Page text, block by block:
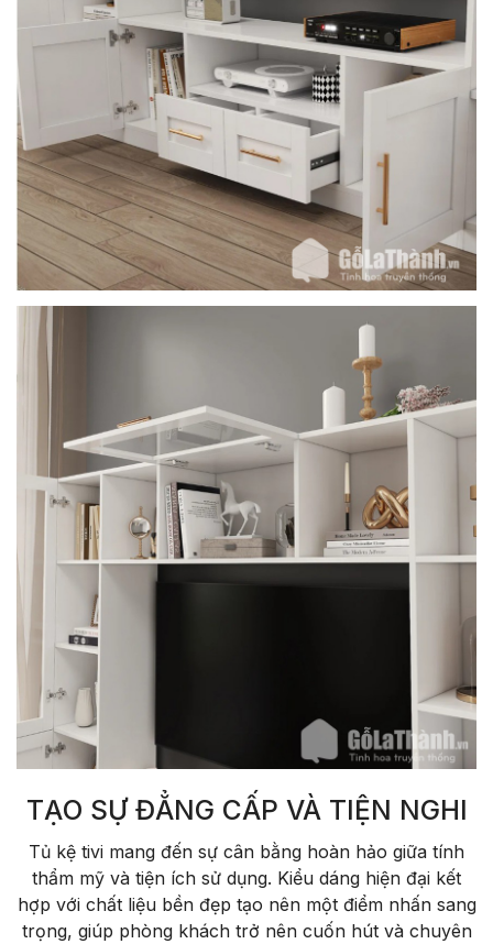
TẠO SỰ ĐẲNG CẤP VÀ TIỆN NGHI
Tủ kệ tivi mang đến sự cân bằng hoàn hảo giữa tính
thẩm mỹ và tiện ích sử dụng. Kiểu dáng hiện đại kết
hợp với chất liệu bền đẹp tạo nên một điểm nhấn sang
trọng, giúp phòng khách trở nên cuốn hút và chuyên